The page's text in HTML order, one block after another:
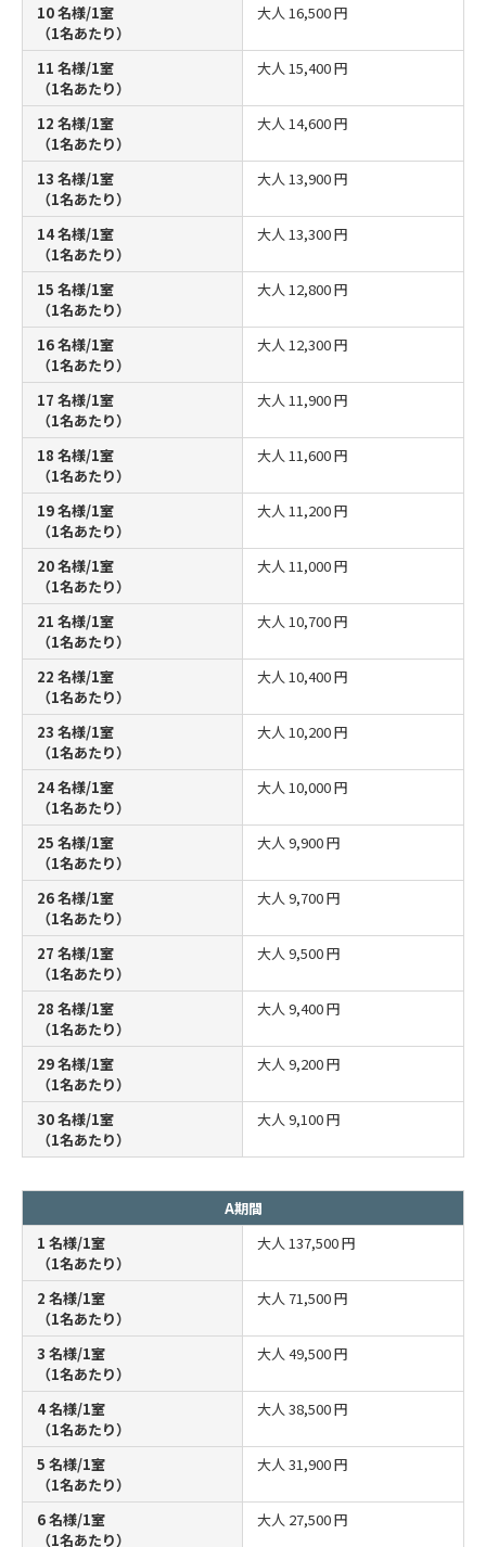
10 名様/1室
（1名あたり）
大人 16,500 円
11 名様/1室
（1名あたり）
大人 15,400 円
12 名様/1室
（1名あたり）
大人 14,600 円
13 名様/1室
（1名あたり）
大人 13,900 円
14 名様/1室
（1名あたり）
大人 13,300 円
15 名様/1室
（1名あたり）
大人 12,800 円
16 名様/1室
（1名あたり）
大人 12,300 円
17 名様/1室
（1名あたり）
大人 11,900 円
18 名様/1室
（1名あたり）
大人 11,600 円
19 名様/1室
（1名あたり）
大人 11,200 円
20 名様/1室
（1名あたり）
大人 11,000 円
21 名様/1室
（1名あたり）
大人 10,700 円
22 名様/1室
（1名あたり）
大人 10,400 円
23 名様/1室
（1名あたり）
大人 10,200 円
24 名様/1室
（1名あたり）
大人 10,000 円
25 名様/1室
（1名あたり）
大人 9,900 円
26 名様/1室
（1名あたり）
大人 9,700 円
27 名様/1室
（1名あたり）
大人 9,500 円
28 名様/1室
（1名あたり）
大人 9,400 円
29 名様/1室
（1名あたり）
大人 9,200 円
30 名様/1室
（1名あたり）
大人 9,100 円
A期間
1 名様/1室
（1名あたり）
大人 137,500 円
2 名様/1室
（1名あたり）
大人 71,500 円
3 名様/1室
（1名あたり）
大人 49,500 円
4 名様/1室
（1名あたり）
大人 38,500 円
5 名様/1室
（1名あたり）
大人 31,900 円
6 名様/1室
（1名あたり）
大人 27,500 円